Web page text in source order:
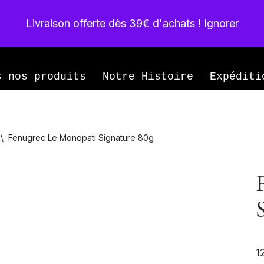
Livraison offerte dès 39€ d'achats ! Ignorer
nos produits Notre Histoire
\ Fenugrec Le Monopati Signature 80g